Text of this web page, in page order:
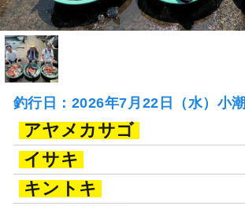
釣行日：2026年7月22日（水）小潮
アヤメカサゴ
イサキ
キントキ